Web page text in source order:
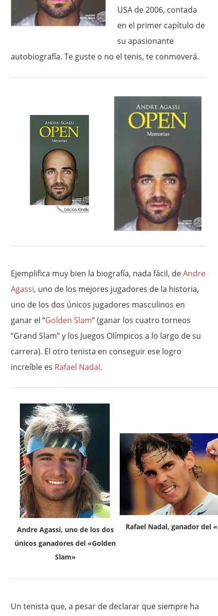
USA de 2006, contada
en el primer capítulo de
su apasionante
autobiografía. Te guste o no el tenis, te conmoverá.
Ejemplifica muy bien la biografía, nada fácil, deAndre
Agassi, uno de los mejores jugadores de la historia,
uno de los dos únicos jugadores masculinos en
ganar el “Golden Slam” (ganar los cuatro torneos
“Grand Slam” y los Juegos Olímpicos a lo largo de su
carrera). El otro tenista en conseguir ese logro
increíble es Rafael Nadal.
Andre Agassi, uno de los dos
únicos ganadores del «Golden
Slam»
Rafael Nadal, ganador del
Un tenista que, a pesar de declarar que siempre ha